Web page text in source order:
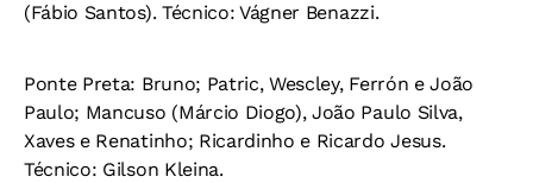
(Fábio Santos). Técnico: Vágner Benazzi.
Ponte Preta: Bruno; Patric, Wescley, Ferrón e João
Paulo; Mancuso (Márcio Diogo), João Paulo Silva,
Xaves e Renatinho; Ricardinho e Ricardo Jesus.
Técnico: Gilson Kleina.